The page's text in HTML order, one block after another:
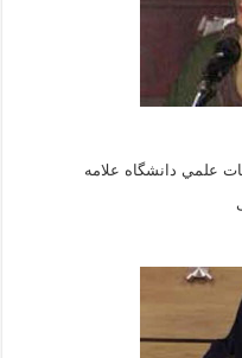
علمي دانشگاه علامه